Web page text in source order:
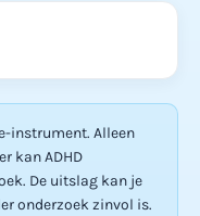
instrument. Alleen
kan ADHD
De uitslag kan je
onderzoek zinvol is.